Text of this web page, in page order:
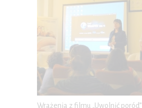
Wrażenia z filmu „Uwolnić poród”